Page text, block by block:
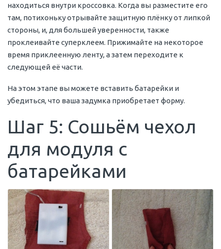
находиться внутри кроссовка. Когда вы разместите его
там, потихоньку отрывайте защитную плёнку от липкой
стороны, и, для большей уверенности, также
проклеивайте суперклеем. Прижимайте на некоторое
время приклеенную ленту, а затем переходите к
следующей её части.
На этом этапе вы можете вставить батарейки и
убедиться, что ваша задумка приобретает форму.
Шаг 5: Сошьём чехол
для модуля с
батарейками